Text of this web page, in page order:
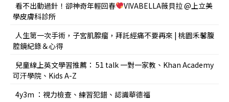
看不出動過針！卻神奇年輕回春
VIVABELLA薇貝拉 @上立美
學皮膚科診所
人生第一次手術，子宮肌腺瘤，拜託經痛不要再來 | 桃園禾馨腹
腔鏡紀錄＆心得
兒童線上英文學習推薦： 51 talk 一對一家教、Khan Academy
可汗學院、Kids A-Z
4y3m ：視力檢查、練習犯錯、認識華德福